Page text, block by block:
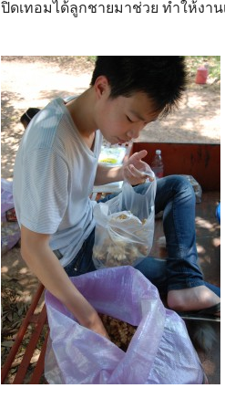
ปิดเทอมได้ลูกชายมาช่วย ทำให้งาน